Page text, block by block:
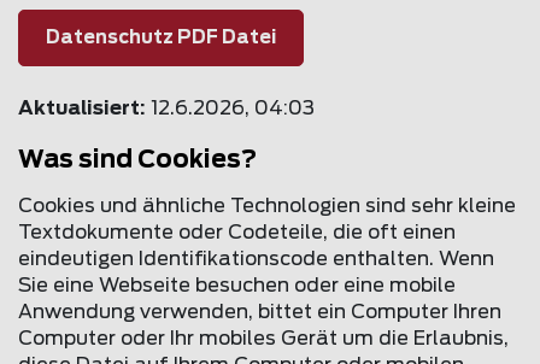
Datenschutz PDF Datei
Aktualisiert: 12.6.2026, 04:03
Was sind Cookies?
Cookies und ähnliche Technologien sind sehr kleine
Textdokumente oder Codeteile, die oft einen
eindeutigen Identifikationscode enthalten. Wenn
Sie eine Webseite besuchen oder eine mobile
Anwendung verwenden, bittet ein Computer Ihren
Computer oder Ihr mobiles Gerät um die Erlaubnis,